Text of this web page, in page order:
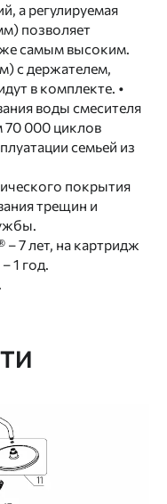
а регулируемая
позволяет
самым высоким.
с держателем,
в комплекте. •
воды смесителя
70 000 циклов
семьей из
покрытия
трещин и
– 7 лет, на картридж
1 год.